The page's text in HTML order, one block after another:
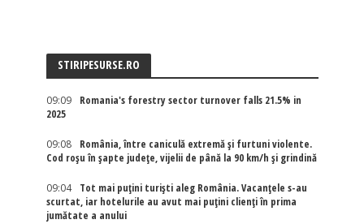
STIRIPESURSE.RO
09:09
Romania's forestry sector turnover falls 21.5% in
2025
09:08
România, între caniculă extremă și furtuni violente.
Cod roșu în șapte județe, vijelii de până la 90 km/h și grindină
09:04
Tot mai puțini turiști aleg România. Vacanțele s-au
scurtat, iar hotelurile au avut mai puțini clienți în prima
jumătate a anului